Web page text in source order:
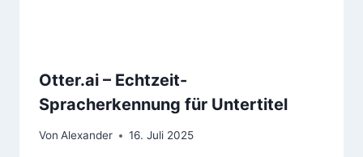
Otter.ai – Echtzeit-
Spracherkennung für Untertitel
Von Alexander 16. Juli 2025